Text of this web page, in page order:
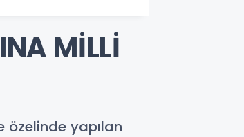
MİLLİ
özelinde yapılan